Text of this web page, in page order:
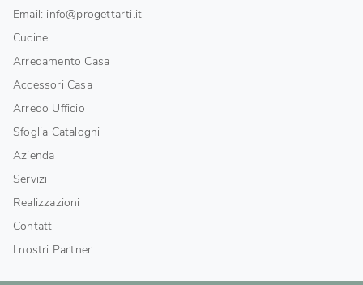
Email: info@progettarti.it
Cucine
Arredamento Casa
Accessori Casa
Arredo Ufficio
Sfoglia Cataloghi
Azienda
Servizi
Realizzazioni
Contatti
I nostri Partner